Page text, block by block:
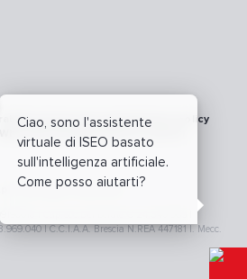
Ciao, sono l'assistente
virtuale di ISEO basato
sull'intelligenza artificiale.
Come posso aiutarti?
All right reserved
| Cap.Soc.Deliberato € 24.340.965 |
| C.C.I.A.A. Brescia N.REA 447181 |. Mecc.
disclosure policyPrivacy policy
Richiamo prodotti